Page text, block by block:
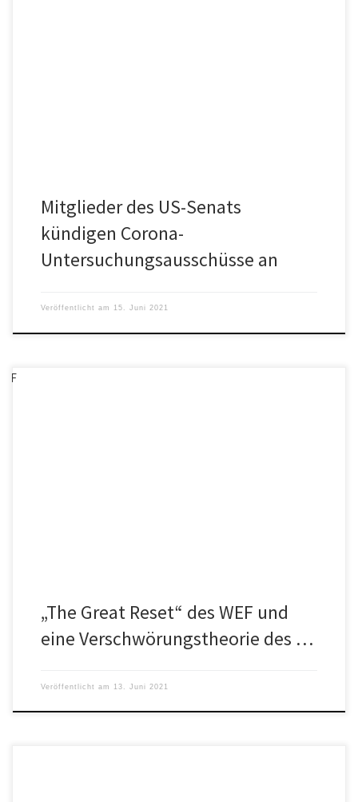
Mitglieder des US-Senats
kündigen Corona-
Untersuchungsausschüsse an
Veröffentlicht am 15. Juni 2021
„The Great Reset“ des WEF und
eine Verschwörungstheorie des …
Veröffentlicht am 13. Juni 2021